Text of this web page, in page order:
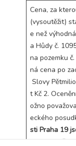
Cena, za
(vysoutěžit)
e než
a Hůdy č.
na pozemku
ná cena po
Slovy
t Kč 2.
ožno
eckého
sti Praha 19
92 000,- Kč